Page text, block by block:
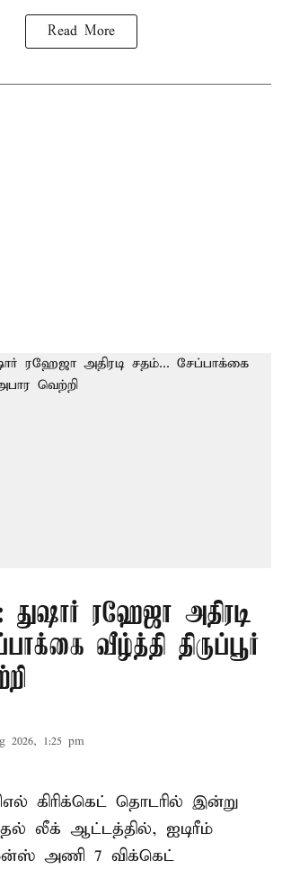
Read More
துஷார் ரஹேஜா அதிரடி
வீழ்த்தி திருப்பூர்
2026, 1:25 pm
கிரிக்கெட் தொடரில் இன்று
லீக் ஆட்டத்தில், ஐடிரீம்
அணி 7 விக்கெட்